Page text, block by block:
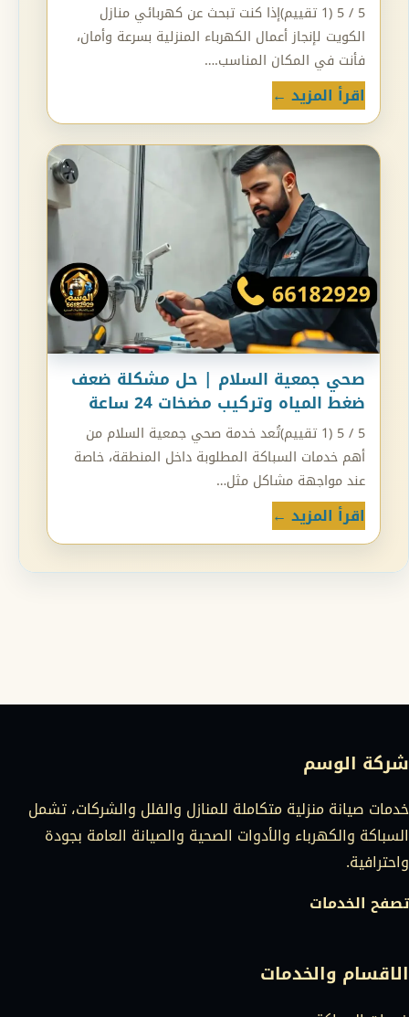
5 / 5 (1 تقييم)إذا كنت تبحث عن كهربائي منازل
الكويت لإنجاز أعمال الكهرباء المنزلية بسرعة وأمان،
فأنت في المكان المناسب.…
اقرأ المزيد ←
صحي جمعية السلام | حل مشكلة ضعف
ضغط المياه وتركيب مضخات 24 ساعة
5 / 5 (1 تقييم)تُعد خدمة صحي جمعية السلام من
أهم خدمات السباكة المطلوبة داخل المنطقة، خاصة
عند مواجهة مشاكل مثل…
اقرأ المزيد ←
شركة الوسم
خدمات صيانة منزلية متكاملة للمنازل والفلل والشركات، تشمل
السباكة والكهرباء والأدوات الصحية والصيانة العامة بجودة
واحترافية.
تصفح الخدمات
الاقسام والخدمات